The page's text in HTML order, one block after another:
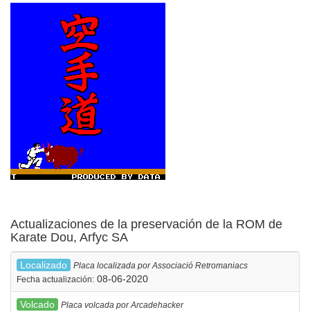
Actualizaciones de la preservación de la ROM de
Karate Dou, Arfyc SA
Localizado
Placa localizada por Associació Retromaniacs
Fecha actualización: 08-06-2020
Volcado
Placa volcada por Arcadehacker